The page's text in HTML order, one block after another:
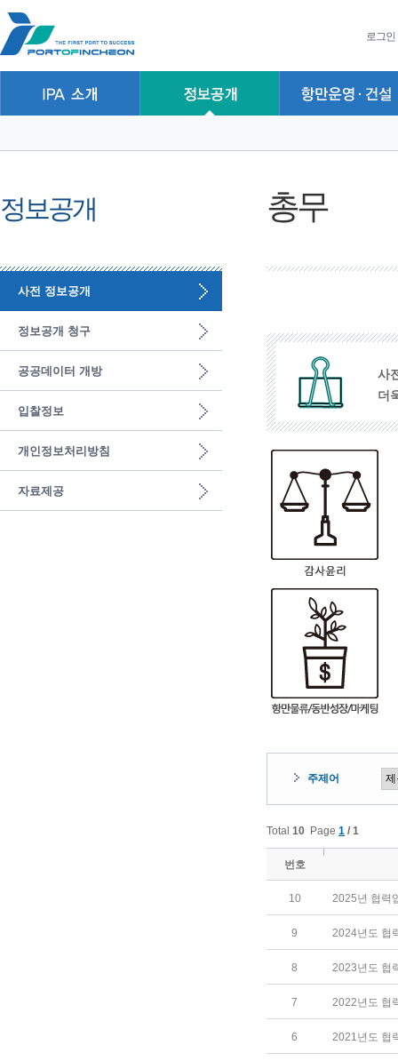
로그인
정보공개
사전 정보공개
정보공개 청구
공공데이터 개방
입찰정보
개인정보처리방침
자료제공
총무
사
더
주제어
Total 10 Page 1 / 1
번호
10 2025년 협력
9 2024년도 협
8 2023년도 협
7 2022년도 협
6 2021년도 협